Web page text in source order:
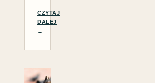
CZYTAJ
DALEJ
→